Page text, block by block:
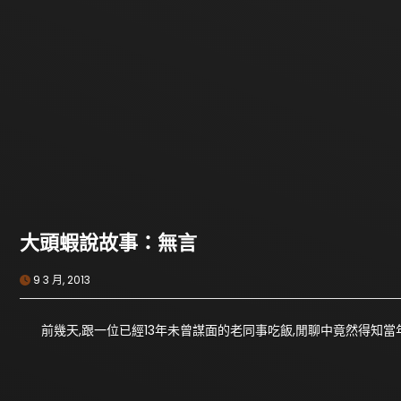
大頭蝦說故事：無言
9 3 月, 2013
前幾天,跟一位已經13年未曾謀面的老同事吃飯,閒聊中竟然得知當